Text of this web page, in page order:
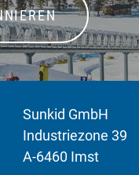
Sunkid GmbH
Industriezone 39
A-6460 Imst